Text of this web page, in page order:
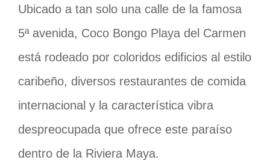
Ubicado a tan solo una calle de la famosa
5ª avenida, Coco Bongo Playa del Carmen
está rodeado por coloridos edificios al estilo
caribeño, diversos restaurantes de comida
internacional y la característica vibra
despreocupada que ofrece este paraíso
dentro de la Riviera Maya.